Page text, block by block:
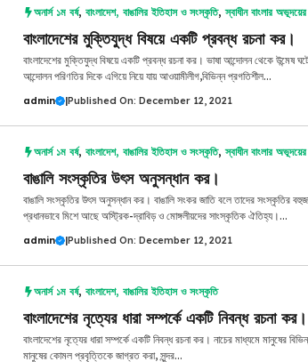
অনার্স ১ম বর্ষ, বাংলাদেশ, বাঙালির ইতিহাস ও সংস্কৃতি,স্বাধীন বাংলার
বাংলাদেশের মুক্তিযুদ্ধ বিষয়ে একটি প্রবন্ধ রচনা কর।
বাংলাদেশের মুক্তিযুদ্ধ বিষয়ে একটি প্রবন্ধ রচনা কর। ভাষা আন্দোলন থেকে উন্মেষ
আন্দোলন পরিণতির দিকে এগিয়ে নিয়ে যায় আওয়ামীলীগ,বিভিন্ন প্রগতিশীল...
admin |Published On: December 12, 2021
অনার্স ১ম বর্ষ, বাংলাদেশ, বাঙালির ইতিহাস ও সংস্কৃতি,স্বাধীন বাংলার
বাঙালি সংস্কৃতির উৎস অনুসন্ধান কর।
বাঙালি সংস্কৃতির উৎস অনুসন্ধান কর। বাঙালি সংকর জাতি বলে তাদের সংস্কৃতির
প্রধানভাবে মিশে আছে অস্ট্রিক-দ্রাবিড় ও মোঙ্গলীয়দের সাংস্কৃতিক ঐতিহ্য।...
admin |Published On: December 12, 2021
অনার্স ১ম বর্ষ, বাংলাদেশ, বাঙালির ইতিহাস ও সংস্কৃতি
বাংলাদেশের নৃত্যের ধারা সম্পর্কে একটি নিবন্ধ রচনা
বাংলাদেশের নৃত্যের ধারা সম্পর্কে একটি নিবন্ধ রচনা কর। নাচের মাধ্যমে মানুষের
মানুষের কোমল প্রবৃত্তিকে জাগ্রত করা, সুন্দর...